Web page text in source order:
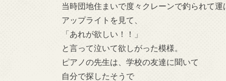
当時団地住まいで度々クレーンで釣られて運
アップライトを見て、
「あれが欲しい！！」
と言って泣いて欲しがった模様。
ピアノの先生は、学校の友達に聞いて
自分で探したそうで